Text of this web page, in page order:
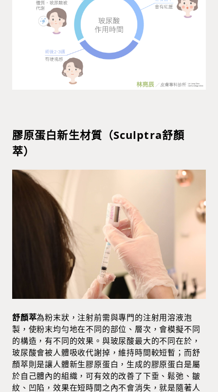
膠原蛋白新生材質（Sculptra舒顏
萃）
舒顏萃為粉末狀，注射前需與專門的注射用溶液泡
製，使粉末均勻地在不同的部位、層次，會模擬不同
的構造，有不同的效果。與玻尿酸最大的不同在於，
玻尿酸會被人體吸收代謝掉，維持時間較短暫；而舒
顏萃則是讓人體新生膠原蛋白，生成的膠原蛋白是屬
於自己體內的組織，可有效的改善了下垂、鬆弛、皺
紋、凹陷，效果在短時間之內不會消失，就是隨著人